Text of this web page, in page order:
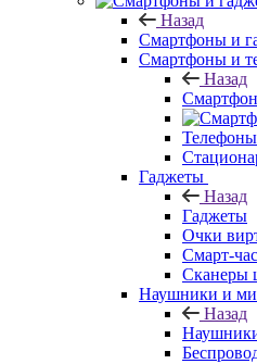
Назад
Смартфоны и
Смартфоны и
Назад
Телефоны
Гаджеты
Назад
Гаджеты
Очки
Смарт-
Сканеры
Наушники и
Назад